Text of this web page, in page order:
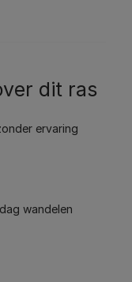
dit ras
ervaring
wandelen